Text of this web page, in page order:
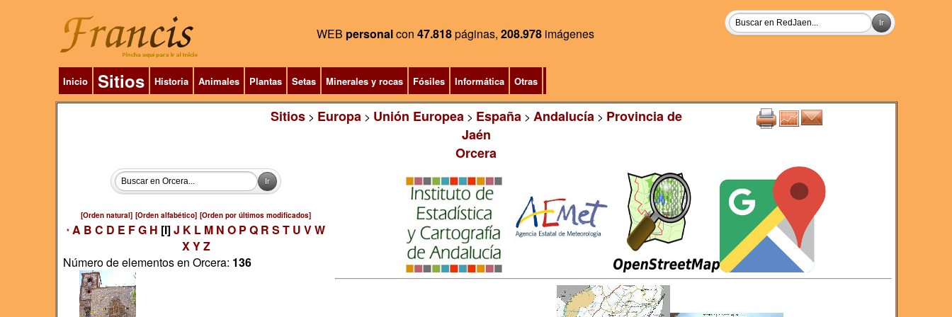
WEB personalcon 47.818páginas, 208.978 imágenes
Inicio Sitios Historia Animales Plantas Setas Minerales y rocas Fósiles Informática Otras
Sitios> Europa> Unión Europea> España> Andalucía> Provincia de
Jaén
Orcera
[Orden natural] [Orden alfabético] [Orden por últimos modificados]
* A B C D E FG H [I]J K L M N O P Q R S T U VW
XYZ
Número de elementos en Orcera: 136